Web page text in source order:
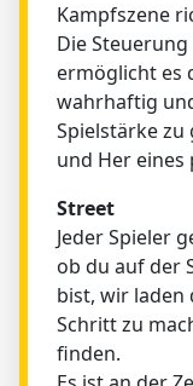
Kampfszene
Die
ermöglicht es
wahrhaftig
Spielstärke zu
und Her eines
Street
Jeder Spieler
ob du auf der
bist, wir laden
Schritt zu
finden.